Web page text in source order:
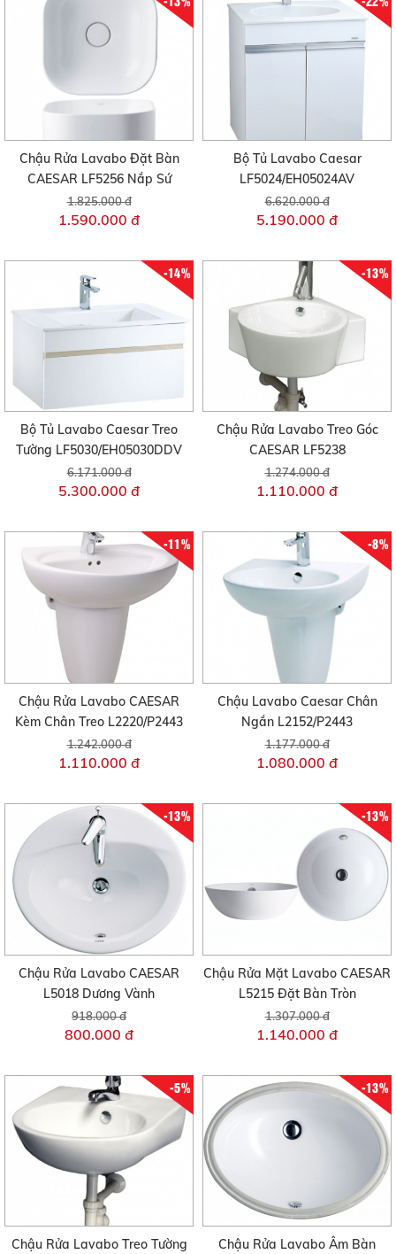
Chậu Rửa Lavabo Đặt Bàn
CAESAR LF5256 Nắp Sứ
1.825.000 đ
1.590.000 đ
Bộ Tủ Lavabo Caesar
LF5024/EH05024AV
6.620.000 đ
5.190.000 đ
-14%
Bộ Tủ Lavabo Caesar Treo
Tường LF5030/EH05030DDV
6.171.000 đ
5.300.000 đ
-13%
Chậu Rửa Lavabo Treo Góc
CAESAR LF5238
1.274.000 đ
1.110.000 đ
-11%
Chậu Rửa Lavabo CAESAR
Kèm Chân Treo L2220/P2443
1.242.000 đ
1.110.000 đ
-8%
Chậu Lavabo Caesar Chân
Ngắn L2152/P2443
1.177.000 đ
1.080.000 đ
-13%
Chậu Rửa Lavabo CAESAR
L5018 Dương Vành
918.000 đ
800.000 đ
-13%
Chậu Rửa Mặt Lavabo CAESAR
L5215 Đặt Bàn Tròn
1.307.000 đ
1.140.000 đ
-5%
Chậu Rửa Lavabo Treo Tường
-13%
Chậu Rửa Lavabo Âm Bàn